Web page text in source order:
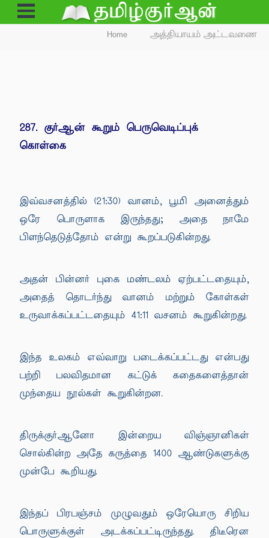
Open
Menu
Home அத்தியாயம் அட்டவணை
287. குர்ஆன் கூறும் பெருவெடிப்புக்
கொள்கை
இவ்வசனத்தில் (21:30) வானம், பூமி அனைத்தும்
ஒரே பொருளாக இருந்தது; அதை நாமே
பிளந்தெடுத்தோம் என்று கூறப்படுகின்றது.
அதன் பின்னர் புகை மண்டலம் ஏற்பட்டதையும்,
அதைத் தொடர்ந்து வானம் மற்றும் கோள்கள்
உருவாக்கப்பட்டதையும் 41:11 வசனம் கூறுகின்றது.
இந்த உலகம் எவ்வாறு படைக்கப்பட்டது என்பது
பற்றி பலவிதமான கட்டுக் கதைகளைத்தான்
முந்தைய நூல்கள் கூறுகின்றன.
திருக்குர்ஆனோ இன்றைய விஞ்ஞானிகள்
சொல்கின்ற அதே கருத்தை 1400 ஆண்டுகளுக்கு
முன்பே கூறியது.
இந்தப் பிரபஞ்சம் முழுவதும் ஒரேயொரு சிறிய
பொருளுக்குள் அடக்கப்பட்டிருந்தது. திடீரென